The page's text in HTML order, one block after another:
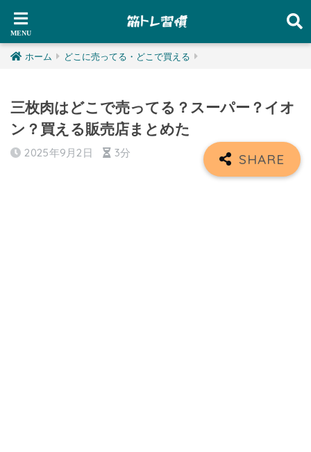
ホーム どこに売ってる・どこで買える
三枚肉はどこで売ってる？スーパー？イオ
ン？買える販売店まとめた
2025年9月2日 3分